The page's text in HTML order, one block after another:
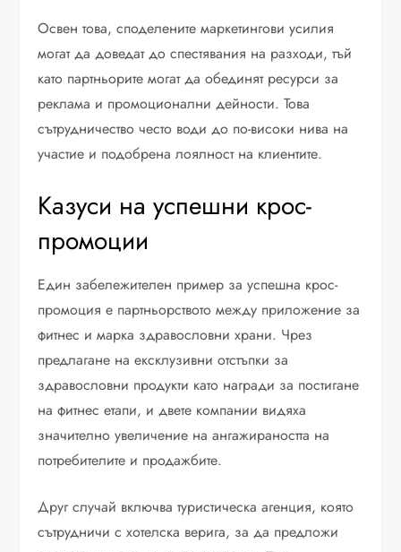
Освен това, споделените маркетингови усилия
могат да доведат до спестявания на разходи, тъй
като партньорите могат да обединят ресурси за
реклама и промоционални дейности. Това
сътрудничество често води до по-високи нива на
участие и подобрена лоялност на клиентите.
Казуси на успешни крос-
промоции
Един забележителен пример за успешна крос-
промоция е партньорството между приложение за
фитнес и марка здравословни храни. Чрез
предлагане на ексклузивни отстъпки за
здравословни продукти като награди за постигане
на фитнес етапи, и двете компании видяха
значително увеличение на ангажираността на
потребителите и продажбите.
Друг случай включва туристическа агенция, която
сътрудничи с хотелска верига, за да предложи